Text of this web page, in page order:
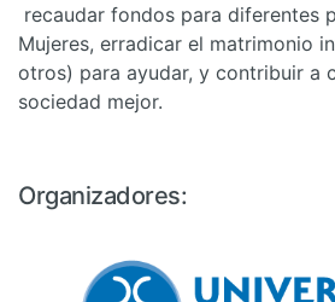
recaudar fondos para diferentes
Mujeres, erradicar el matrimonio
otros) para ayudar, y contribuir a
sociedad mejor.
Organizadores: